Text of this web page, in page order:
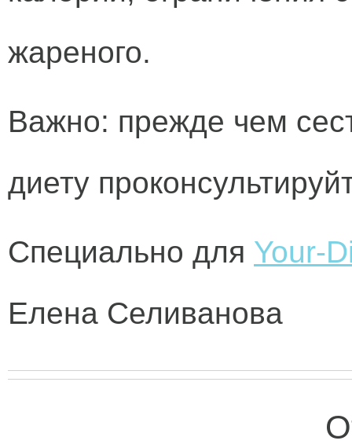
жареного.
Важно: прежде чем
диету
Специально для Your-
Елена Селиванова